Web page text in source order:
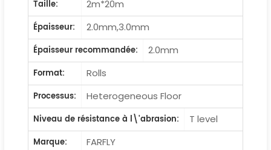
Taille:
2m*20m
Épaisseur:
2.0mm,3.0mm
Épaisseur recommandée:
2.0mm
Format:
Rolls
Processus:
Heterogeneous Floor
Niveau de résistance à l\'abrasion:
T level
Marque:
FARFLY